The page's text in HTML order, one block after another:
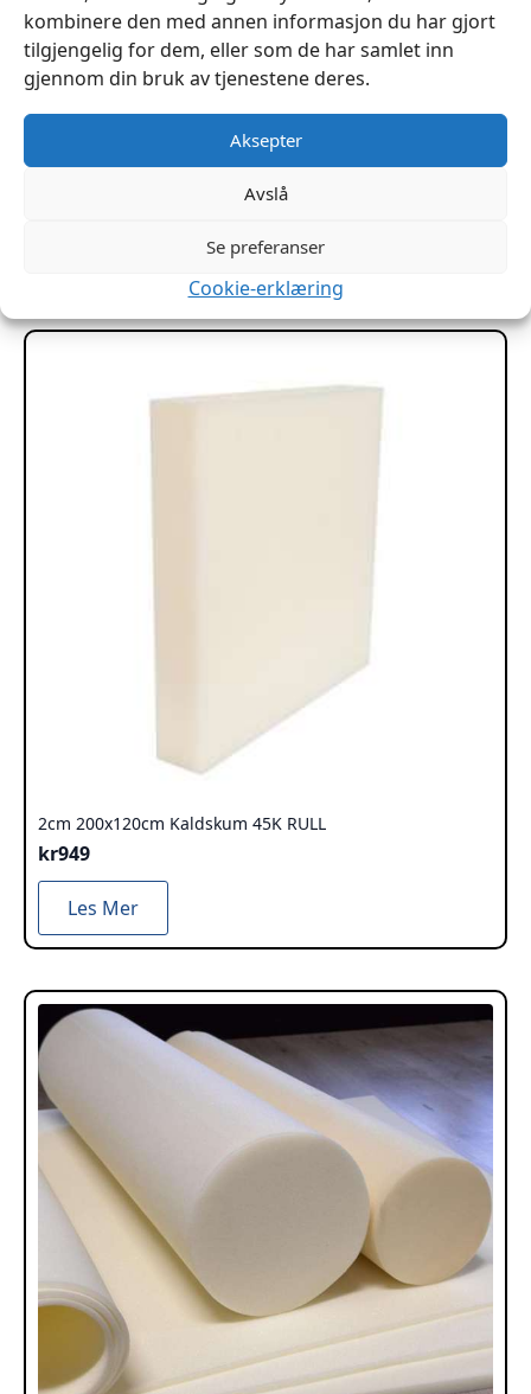
kombinere den med annen informasjon du har gjort
tilgjengelig for dem, eller som de har samlet inn
gjennom din bruk av tjenestene deres.
Aksepter
Avslå
Se preferanser
Cookie-erklæring
Dryfeel 8cm – Skum utebruk 142x202cm HEL PLATE
Legg I Handlekurv
2cm 200x120cm Kaldskum 45K RULL
kr949
Les Mer